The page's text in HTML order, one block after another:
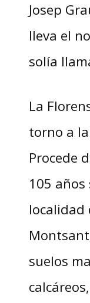
Josep
lleva el
solía
La
torno a
Procede
105
localidad
suelos